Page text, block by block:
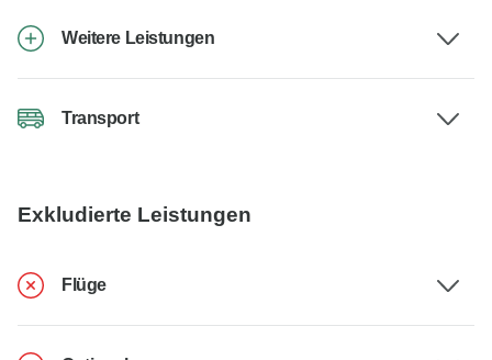
Weitere Leistungen
Transport
Exkludierte Leistungen
Flüge